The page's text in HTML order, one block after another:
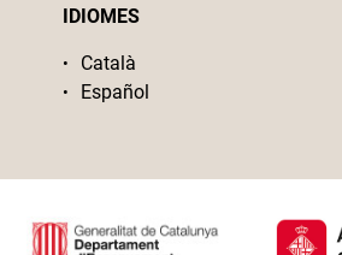
IDIOMES
Català
Español